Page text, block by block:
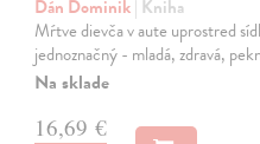
Dán Dominik| Kniha
Mŕtve dievča v aute uprostred
jednoznačný - mladá, zdravá,
Na sklade
16,69 €